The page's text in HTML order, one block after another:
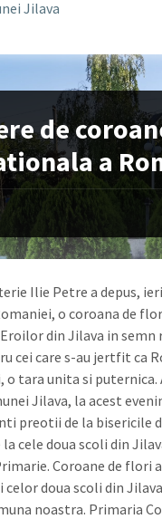
de
a
Ilie Petre a depus,
o coroana de
din Jilava in semn
cei care s-au jertfit ca
o tara unita si puternica.
Jilava, la acest
preotii de la bisericile
cele doua scoli din
Coroane de flori
celor doua scoli din
noastra. Primaria